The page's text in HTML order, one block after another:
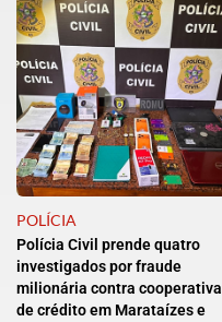
POLÍCIA
Polícia Civil prende quatro
investigados por fraude
milionária contra cooperativa
de crédito em Marataízes e